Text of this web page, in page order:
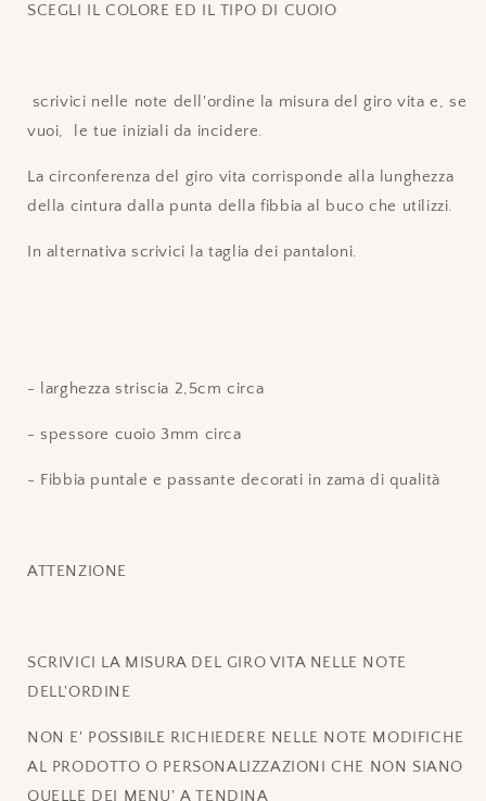
SCEGLI IL COLORE ED IL TIPO DI CUOIO
scrivici nelle note dell'ordine la misura del giro vita e, se
vuoi, le tue iniziali da incidere.
La circonferenza del giro vita corrisponde alla lunghezza
della cintura dalla punta della fibbia al buco che utilizzi.
In alternativa scrivici la taglia dei pantaloni.
- larghezza striscia 2,5cm circa
- spessore cuoio 3mm circa
- Fibbia puntale e passante decorati in zama di qualità
ATTENZIONE
SCRIVICI LA MISURA DEL GIRO VITA NELLE NOTE
DELL'ORDINE
NON E' POSSIBILE RICHIEDERE NELLE NOTE MODIFICHE
AL PRODOTTO O PERSONALIZZAZIONI CHE NON SIANO
QUELLE DEI MENU' A TENDINA